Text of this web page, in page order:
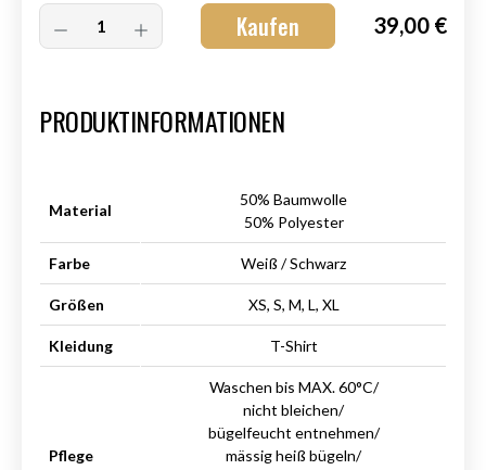
Kaufen 39,00 €
PRODUKTINFORMATIONEN
Material
50% Baumwolle
50% Polyester
Farbe Weiß / Schwarz
Größen XS, S, M, L, XL
Kleidung T-Shirt
Pflege
Waschen bis MAX. 60°C/
nicht bleichen/
bügelfeucht entnehmen/
mässig heiß bügeln/